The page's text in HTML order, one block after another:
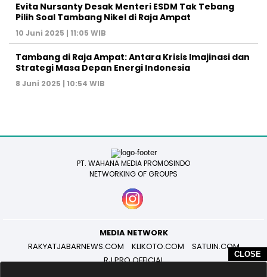
CLOSE
Evita Nursanty Desak Menteri ESDM Tak Tebang
Pilih Soal Tambang Nikel di Raja Ampat
10 Juni 2025 | 11:05 WIB
Tambang di Raja Ampat: Antara Krisis Imajinasi dan
Strategi Masa Depan Energi Indonesia
8 Juni 2025 | 10:54 WIB
PT. WAHANA MEDIA PROMOSINDO
NETWORKING OF GROUPS
MEDIA NETWORK
RAKYATJABARNEWS.COM
KLIKOTO.COM
SATUIN.COM
RJ PRO OFFICIAL